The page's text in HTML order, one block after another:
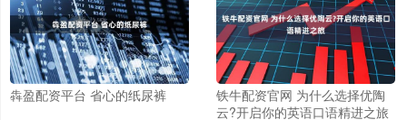
犇盈配资平台 省心的纸尿裤
铁牛配资官网 为什么选择优陶
云?开启你的英语口语精进之旅